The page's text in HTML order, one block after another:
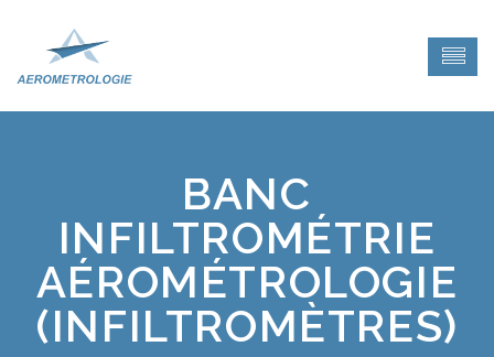
BANC
INFILTROMÉTRIE
AÉROMÉTROLOGIE
(INFILTROMÈTRES)